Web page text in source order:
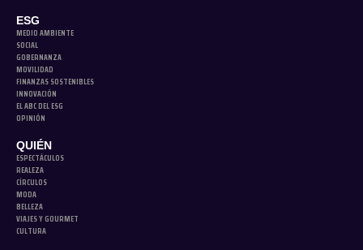
ESG
MEDIO AMBIENTE
SOCIAL
GOBERNANZA
MOVILIDAD
FINANZAS SOSTENIBLES
INNOVACIÓN
EL ABC DEL ESG
OPINIÓN
QUIÉN
ESPECTÁCULOS
REALEZA
CÍRCULOS
MODA
BELLEZA
VIAJES Y GOURMET
CULTURA